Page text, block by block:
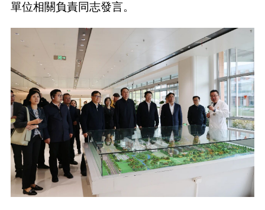
單位相關負責同志發言。